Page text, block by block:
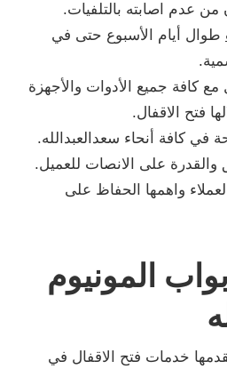
عدم اصابته بالتلفيات.
طوال أيام الأسبوع حتى في
مع كافة جميع الأدوات والأجهزة
فتح الاقفال.
في كافة أنحاء سعدالعبدالله.
والقدرة على الانصات للعميل.
واهمها الحفاظ على
المونيوم
خدمات فتح الاقفال في